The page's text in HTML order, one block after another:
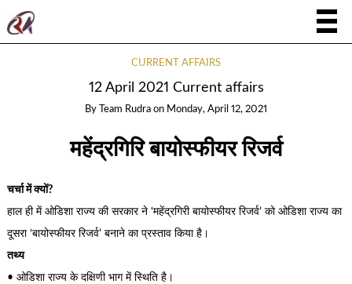
CURRENT AFFAIRS
12 April 2021 Current affairs
By Team Rudra on Monday, April 12, 2021
महेंद्रगिरि बायोस्फीयर रिजर्व
चर्चा में क्यों?
हाल ही में ओडिशा राज्य की सरकार ने ‘महेंद्रगिरी बायोस्फीयर रिजर्व’ को ओडिशा राज्य का
दूसरा ‘बायोस्फीयर रिजर्व’ बनाने का प्रस्ताव किया है।
तथ्य
• ओडिशा राज्य के दक्षिणी भाग में स्थिति है।